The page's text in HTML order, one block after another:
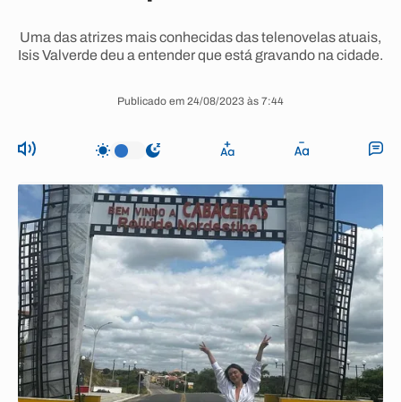
Uma das atrizes mais conhecidas das telenovelas atuais,
Isis Valverde deu a entender que está gravando na cidade.
Publicado em 24/08/2023 às 7:44